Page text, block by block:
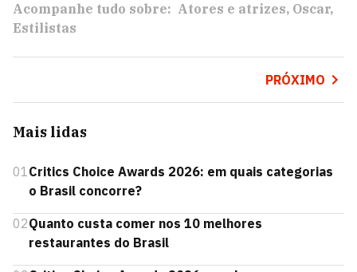
Acompanhe tudo sobre: Atores e atrizes Oscar
Estilistas
PRÓXIMO
Mais lidas
01Critics Choice Awards 2026: em quais categorias
o Brasil concorre?
02Quanto custa comer nos 10 melhores
restaurantes do Brasil